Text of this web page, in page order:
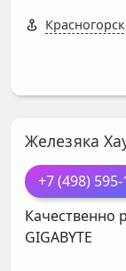
Железяка
+7 (498)
Качественно
GIGABYTE